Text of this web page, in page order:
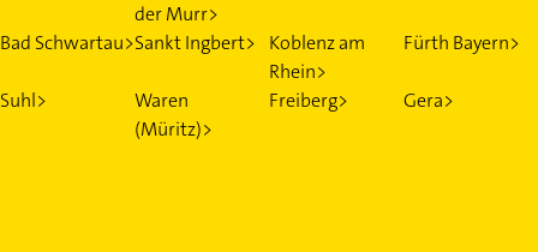
der Murr>
Bad Schwartau>Sankt Ingbert>
Koblenz am
Rhein>
Fürth Bayern>
Suhl>
Waren
(Müritz)>
Freiberg> Gera>